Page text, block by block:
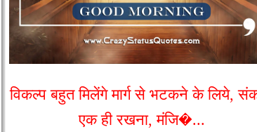
विकल्प बहुत मिलेंगे मार्ग से भटकने के लिये,
एक ही रखना, मंजि�...